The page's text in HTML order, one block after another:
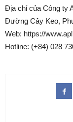
Địa chỉ của Công ty
Đường Cây Keo,
Web: https://
Hotline: (+84) 028